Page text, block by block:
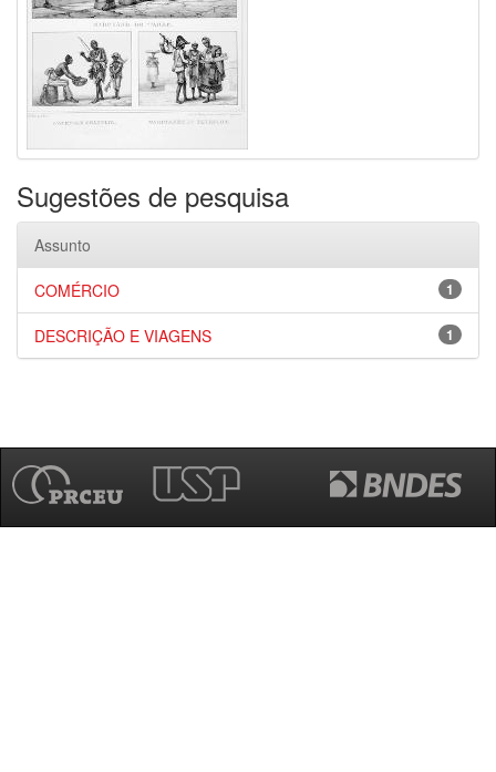
Sugestões de pesquisa
Assunto
1
COMÉRCIO
1
DESCRIÇÃO E VIAGENS